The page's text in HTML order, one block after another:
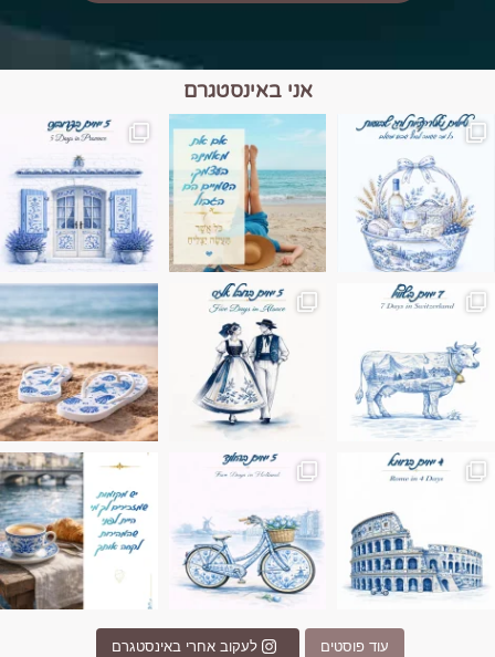
אני באינסטגרם
הם הגבול 💙🩵
בחבל אלזס צרפת
בחופשה שבו הכל נהיה פשוט יותר. החול, הי
Instagram post
Instagram post 17994326828955248
עוד פוסטים לעקוב אחרי באינסטגרם